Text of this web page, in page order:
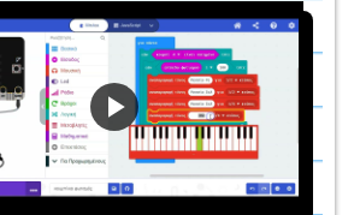
Play
Video